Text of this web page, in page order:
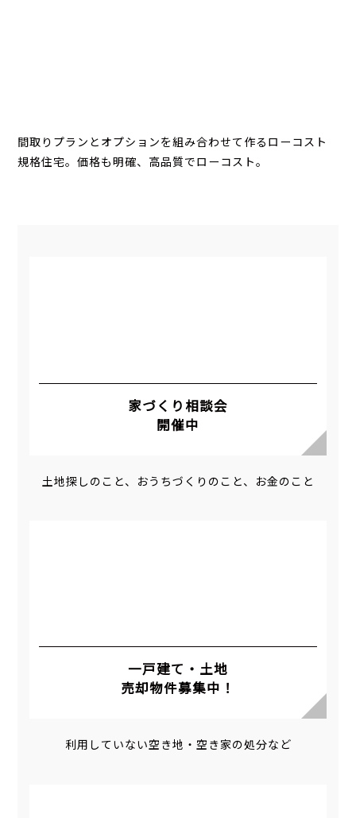
間取りプランとオプションを組み合わせて作るローコスト
規格住宅。価格も明確、高品質でローコスト。
家づくり相談会
開催中
土地探しのこと、おうちづくりのこと、お金のこと
一戸建て・土地
売却物件募集中！
利用していない空き地・空き家の処分など